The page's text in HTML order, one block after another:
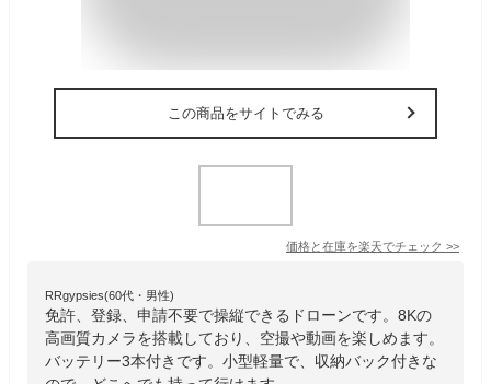
この商品をサイトでみる
価格と在庫を楽天でチェック >>
RRgypsies(60代・男性)
免許、登録、申請不要で操縦できるドローンです。8Kの
高画質カメラを搭載しており、空撮や動画を楽しめます。
バッテリー3本付きです。小型軽量で、収納バック付きな